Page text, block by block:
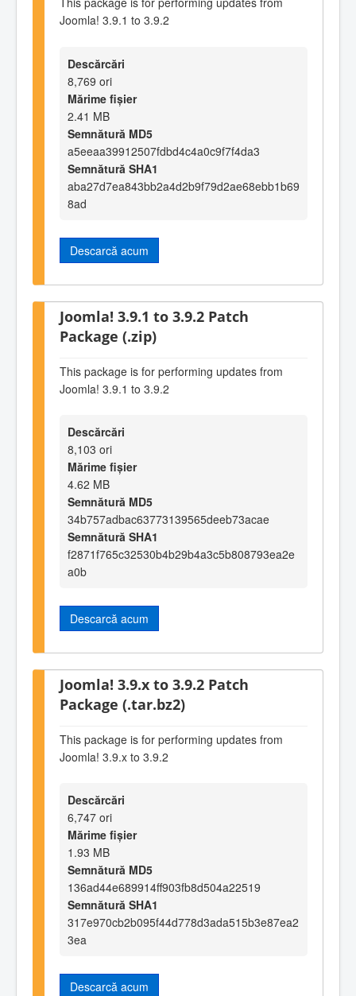
Joomla! 3.9.1 to 3.9.2
Descărcări
8,769 ori
Mărime fișier
2.41 MB
Semnătură MD5
a5eeaa39912507fdbd4c4a0c9f7f4da3
Semnătură SHA1
aba27d7ea843bb2a4d2b9f79d2ae68ebb1b69
8ad
Descarcă acum
Joomla! 3.9.1 to 3.9.2 Patch
Package (.zip)
This package is for performing updates from
Joomla! 3.9.1 to 3.9.2
Descărcări
8,103 ori
Mărime fișier
4.62 MB
Semnătură MD5
34b757adbac63773139565deeb73acae
Semnătură SHA1
f2871f765c32530b4b29b4a3c5b808793ea2e
a0b
Descarcă acum
Joomla! 3.9.x to 3.9.2 Patch
Package (.tar.bz2)
This package is for performing updates from
Joomla! 3.9.x to 3.9.2
Descărcări
6,747 ori
Mărime fișier
1.93 MB
Semnătură MD5
136ad44e689914ff903fb8d504a22519
Semnătură SHA1
317e970cb2b095f44d778d3ada515b3e87ea2
3ea
Descarcă acum